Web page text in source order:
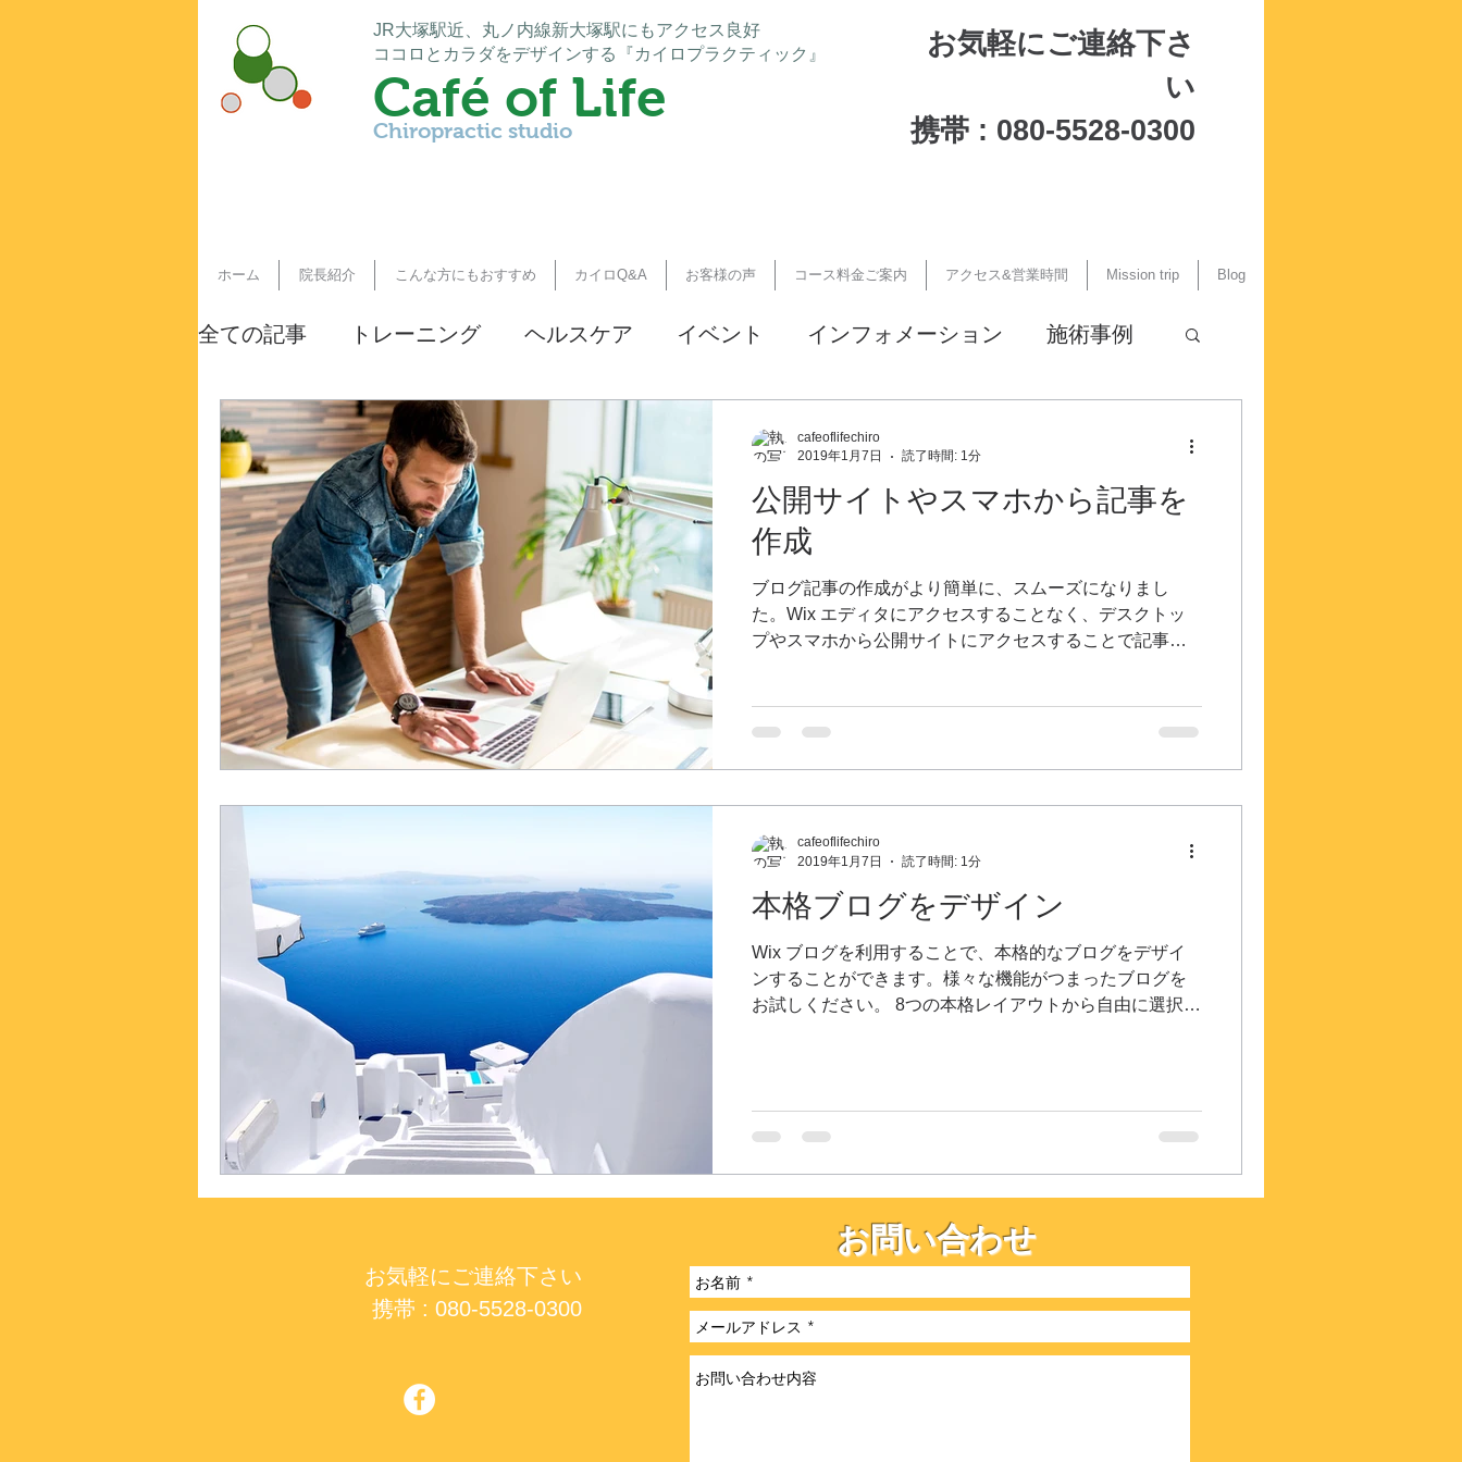
JR大塚駅近、丸ノ内線新大塚駅にもアクセス良好
ココロとカラダをデザインする『カイロプラクティック』
Café of Life
Chiropractic studio
お気軽にご連絡下さ
い
携帯 : 080-5528-0300
ホーム 院長紹介 こんな方にもおすすめ カイロQ&A お客様の声 コース料金ご案内 アクセス&営業時間 Mission trip Blog
全ての記事 トレーニング ヘルスケア イベント インフォメーション 施術事例
今すぐ始める コミュニティ クライアント様からの声
公開サイトやスマホから記事を
作成
ブログ記事の作成がより簡単に、スムーズになりまし
た。Wix エディタにアクセスすることなく、デスクトッ
プやスマホから公開サイトにアクセスすることで記事を
cafeoflifechiro
2019年1月7日
読了時間: 1分
本格ブログをデザイン
Wix ブログを利用することで、本格的なブログをデザイ
ンすることができます。様々な機能がつまったブログを
お試しください。 8つの本格レイアウトから自由に選択
cafeoflifechiro
2019年1月7日
読了時間: 1分
お問い合わせ
お気軽にご連絡下さい
携帯 : 080-5528-0300